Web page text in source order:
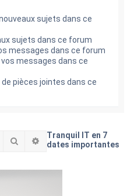
sujets dans ce
sujets dans ce forum
messages dans ce forum
messages dans ce
pièces jointes dans ce
RechercherRecherche avancée
Tranquil IT en 7
dates importantes